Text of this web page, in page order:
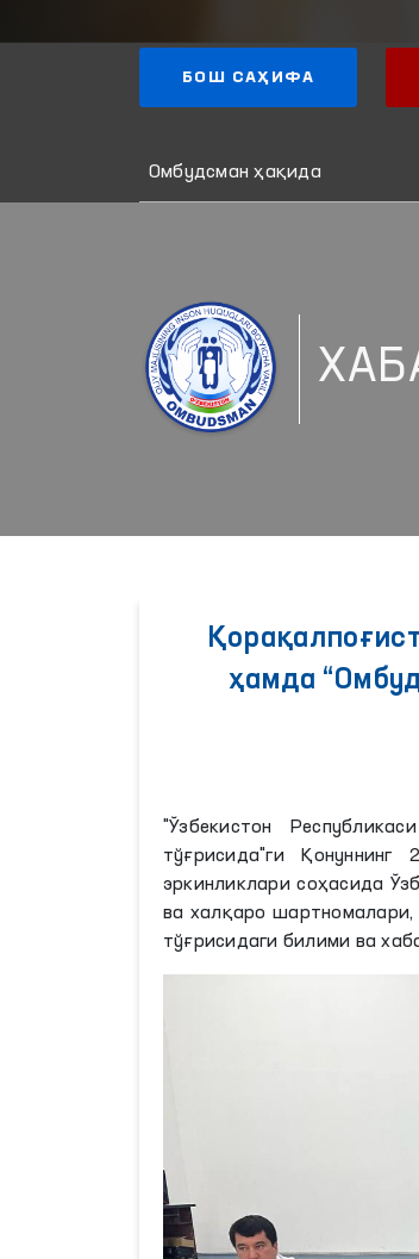
БОШ САҲИФА
Омбудсман ҳақида
ҳамда
"Ўзбекистон
тўғрисида"ги
эркинликлари соҳасида
ва халқаро шартномалари,
тўғрисидаги билими ва